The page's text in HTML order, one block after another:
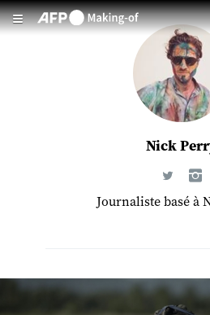
Nick
Journaliste basé à